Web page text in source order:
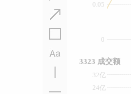
0
0.05
24亿
32亿
3323 成交额